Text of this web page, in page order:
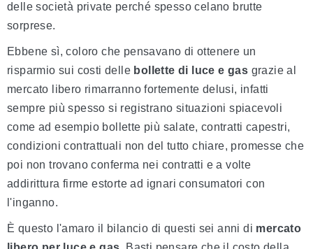
delle società private perché spesso celano brutte
sorprese.
Ebbene sì, coloro che pensavano di ottenere un
risparmio sui costi delle bollette di luce e gas grazie al
mercato libero rimarranno fortemente delusi, infatti
sempre più spesso si registrano situazioni spiacevoli
come ad esempio bollette più salate, contratti capestri,
condizioni contrattuali non del tutto chiare, promesse che
poi non trovano conferma nei contratti e a volte
addirittura firme estorte ad ignari consumatori con
l'inganno.
È questo l'amaro il bilancio di questi sei anni di mercato